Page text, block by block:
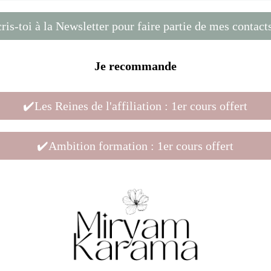
toi à la Newsletter pour faire partie de mes
Je recommande
✔️Les Reines de l'affiliation : 1er cours offert
✔️Ambition formation : 1er cours offert